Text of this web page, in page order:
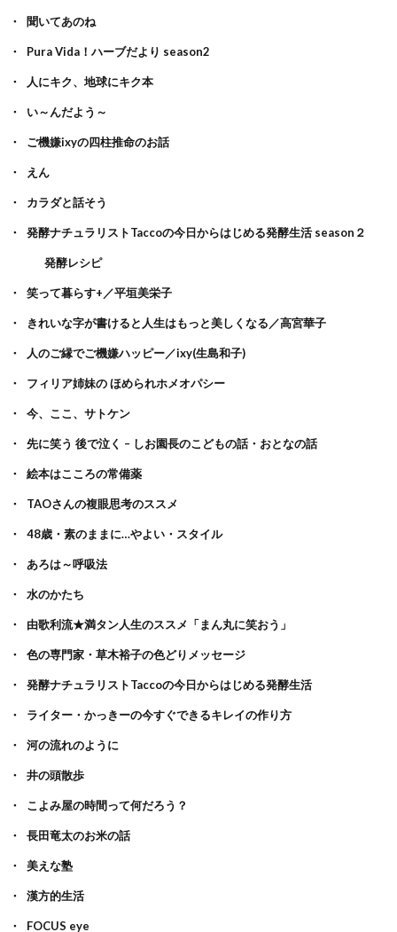
聞いてあのね
Pura Vida！ハーブだより season2
人にキク、地球にキク本
い～んだよう～
ご機嫌ixyの四柱推命のお話
えん
カラダと話そう
発酵ナチュラリストTaccoの今日からはじめる発酵生活 season２
発酵レシピ
笑って暮らす+／平垣美栄子
きれいな字が書けると人生はもっと美しくなる／高宮華子
人のご縁でご機嫌ハッピー／ixy(生島和子)
フィリア姉妹の ほめられホメオパシー
今、ここ、サトケン
先に笑う 後で泣く – しお園長のこどもの話・おとなの話
絵本はこころの常備薬
TAOさんの複眼思考のススメ
48歳・素のままに…やよい・スタイル
あろは～呼吸法
水のかたち
由歌利流★満タン人生のススメ「まん丸に笑おう」
色の専門家・草木裕子の色どりメッセージ
発酵ナチュラリストTaccoの今日からはじめる発酵生活
ライター・かっきーの今すぐできるキレイの作り方
河の流れのように
井の頭散歩
こよみ屋の時間って何だろう？
長田竜太のお米の話
美えな塾
漢方的生活
FOCUS eye